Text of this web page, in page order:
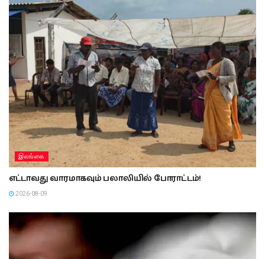
சுரேஷ் சலேவை
தொடர்ந்தும் தடுப்புக்
காவலில் வைக்க
நீதிமன்றம் உத்தரவு!
2026-04-22
In "இலங்கை"
Tags: srilanka news suresh sale
ஜனாதிபதி தலைமையில் பேரிடர்
முகாமைத்துவத்திற்கான தேசிய சபை கூடியது
Next Post